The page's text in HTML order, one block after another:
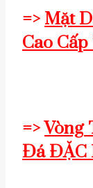
=>Mặt
Cao
=>Vòng
Đá ĐẶC